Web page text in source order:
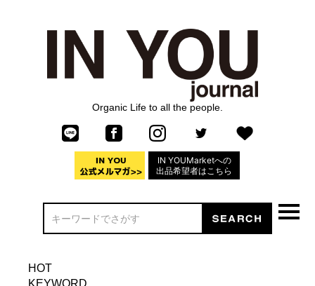
Organic Life to all the people.
IN YOUMarketへの
出品希望者はこちら
HOT